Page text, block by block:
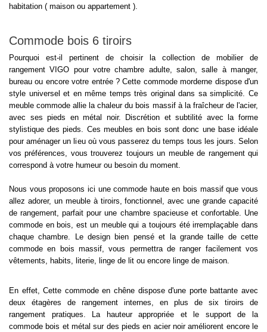
habitation ( maison ou appartement ).
Commode bois 6 tiroirs
Pourquoi est-il pertinent de choisir la collection de mobilier de
rangement VIGO pour votre chambre adulte, salon, salle à manger,
bureau ou encore votre entrée ? Cette commode morderne dispose d'un
style universel et en même temps très original dans sa simplicité. Ce
meuble commode allie la chaleur du bois massif à la fraîcheur de l'acier,
avec ses pieds en métal noir. Discrétion et subtilité avec la forme
stylistique des pieds. Ces meubles en bois sont donc une base idéale
pour aménager un lieu où vous passerez du temps tous les jours. Selon
vos préférences, vous trouverez toujours un meuble de rangement qui
correspond à votre humeur ou besoin du moment.
Nous vous proposons ici une commode haute en bois massif que vous
allez adorer, un meuble à tiroirs, fonctionnel, avec une grande capacité
de rangement, parfait pour une chambre spacieuse et confortable. Une
commode en bois, est un meuble qui a toujours été irremplaçable dans
chaque chambre. Le design bien pensé et la grande taille de cette
commode en bois massif, vous permettra de ranger facilement vos
vêtements, habits, literie, linge de lit ou encore linge de maison.
En effet, Cette commode en chêne dispose d'une porte battante avec
deux étagères de rangement internes, en plus de six tiroirs de
rangement pratiques. La hauteur appropriée et le support de la
commode bois et métal sur des pieds en acier noir améliorent encore le